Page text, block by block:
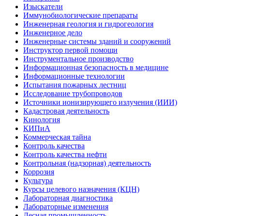
Изыскатели
Иммунобиологические препараты
Инженерная геология и гидрогеология
Инженерное дело
Инженерные системы зданий и сооружений
Инструктор первой помощи
Инструментальное производство
Информационная безопасность в медицине
Информационные технологии
Испытания пожарных лестниц
Исследование трубопроводов
Источники ионизирующего излучения (ИИИ)
Кадастровая деятельность
Кинология
КИПиА
Коммерческая тайна
Контроль качества
Контроль качества нефти
Контрольная (надзорная) деятельность
Коррозия
Культура
Курсы целевого назначения (КЦН)
Лабораторная диагностика
Лабораторные изменения